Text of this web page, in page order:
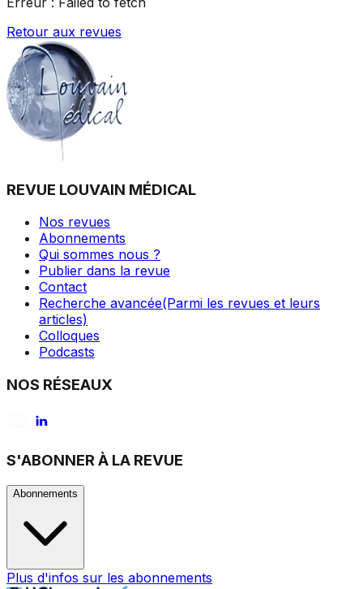
Retour aux revues
REVUE LOUVAIN MÉDICAL
Nos revues
Abonnements
Qui sommes nous ?
Publier dans la revue
Contact
Recherche avancée(Parmi les revues et leurs
articles)
Colloques
Podcasts
NOS RÉSEAUX
S'ABONNER À LA REVUE
Abonnements
Plus d'infos sur les abonnements